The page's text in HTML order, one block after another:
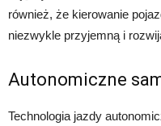
również, że kierowanie
niezwykle przyjemną i
Autonomiczne
Technologia jazdy